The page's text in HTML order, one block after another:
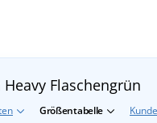
Flaschengrün
Größentabelle